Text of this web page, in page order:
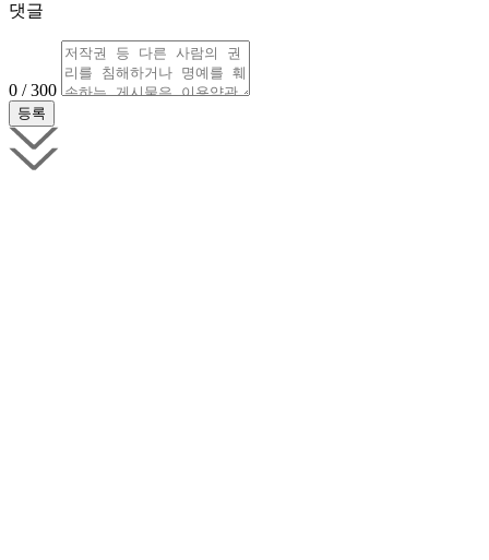
댓글
0 / 300